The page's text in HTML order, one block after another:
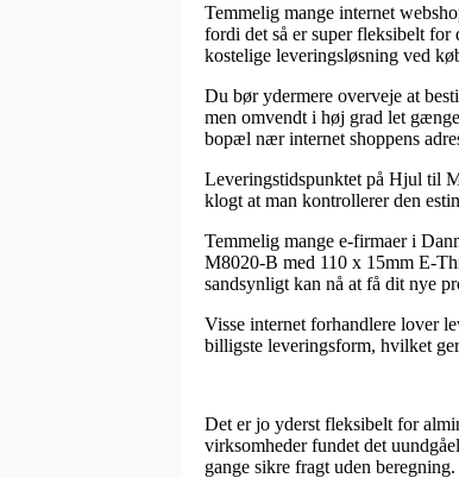
Temmelig mange internet
fordi det så er super fleksibelt
kostelige leveringsløsning ved
Du bør ydermere overveje at
men omvendt i høj grad let
bopæl nær internet shoppens
Leveringstidspunktet på Hjul til
klogt at man kontrollerer den
Temmelig mange e-firmaer i
M8020-B med 110 x 15mm E-
sandsynligt kan nå at få dit nye
Visse internet forhandlere lover
billigste leveringsform, hvilket
Det er jo yderst fleksibelt for
virksomheder fundet det
gange sikre fragt uden beregning.